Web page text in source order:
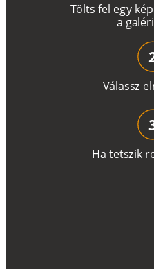
Tölts fel egy ké
a galéri
Válassz el
Ha tetszik r